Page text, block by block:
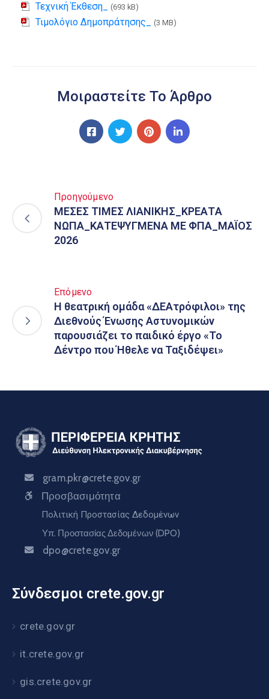
Τεχνική Έκθεση_ (693 kB)
Τιμολόγιο Δημοπράτησης_ (3 MB)
Μοιραστείτε Το Άρθρο
Προηγούμενο
ΜΕΣΕΣ ΤΙΜΕΣ ΛΙΑΝΙΚΗΣ_ΚΡΕΑΤA
ΝΩΠΑ_ΚΑΤΕΨΥΓΜΕΝΑ ΜΕ ΦΠΑ_ΜΑΪΟΣ
2026
Επόμενο
Η θεατρική ομάδα «ΔΕΑτρόφιλοι» της
Διεθνούς Ένωσης Αστυνομικών
παρουσιάζει το παιδικό έργο «Το
Δέντρο που Ήθελε να Ταξιδέψει»
gram.pkr@crete.gov.gr
Προσβασιμότητα
Πολιτική Προστασίας Δεδομένων
Υπ. Προστασίας Δεδομένων (DPO)
dpo@crete.gov.gr
Σύνδεσμοι crete.gov.gr
crete.gov.gr
it.crete.gov.gr
gis.crete.gov.gr